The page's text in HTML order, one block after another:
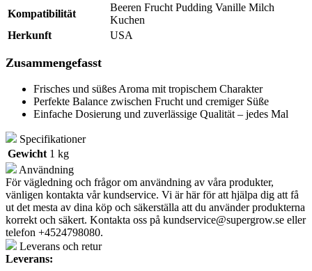
Kompatibilität
Beeren Frucht Pudding Vanille Milch
Kuchen
Herkunft
USA
Zusammengefasst
Frisches und süßes Aroma mit tropischem Charakter
Perfekte Balance zwischen Frucht und cremiger Süße
Einfache Dosierung und zuverlässige Qualität – jedes Mal
Specifikationer
Gewicht 1 kg
Användning
För vägledning och frågor om användning av våra produkter,
vänligen kontakta vår kundservice. Vi är här för att hjälpa dig att få
ut det mesta av dina köp och säkerställa att du använder produkterna
korrekt och säkert. Kontakta oss på kundservice@supergrow.se eller
telefon +4524798080.
Leverans och retur
Leverans: